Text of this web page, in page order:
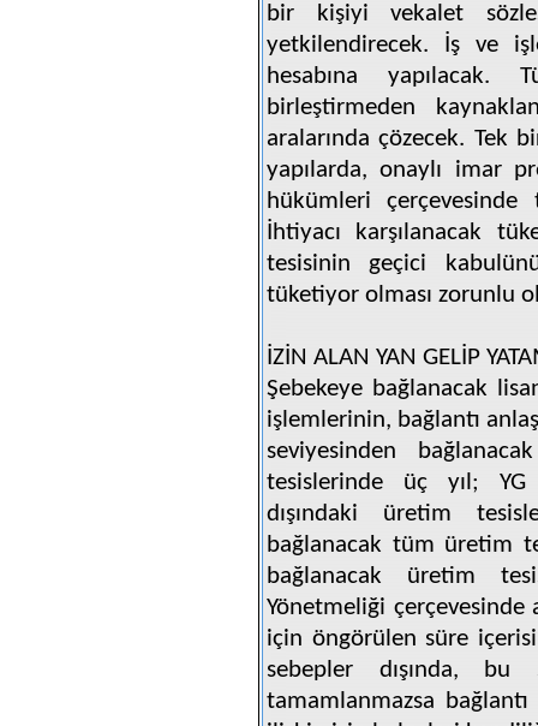
bir kişiyi vekalet
yetkilendirecek. İş ve
hesabına
birleştirmeden
aralarında çözecek. Tek
yapılarda, onaylı imar
hükümleri çerçevesinde
İhtiyacı karşılanacak
tesisinin geçici
tüketiyor olması zorunlu
İZİN ALAN YAN GELİP
Şebekeye bağlanacak
işlemlerinin, bağlantı
seviyesinden
tesislerinde üç yıl; YG
dışındaki üretim
bağlanacak tüm üretim
bağlanacak üretim
Yönetmeliği
için öngörülen süre
sebepler dışında,
tamamlanmazsa